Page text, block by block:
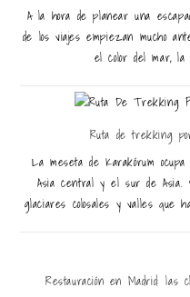
A la hora de planear una
de los viajes empiezan mucho
el color del mar,
Ruta de trekking
La meseta de Karakórum
Asia central y el sur de Asia.
glaciares colosales y valles que
Restauración en Madrid: las